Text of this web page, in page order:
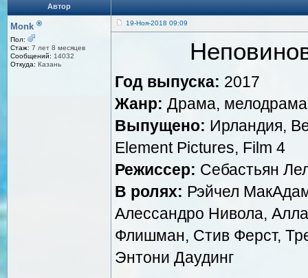
Автор
Monk ®
Пол:
Стаж: 7 лет 8 месяцев
Сообщений: 14032
Откуда: Казань
19-Ноя-2018 09:09
Год выпуска: 2017
Жанр: Драма, мелодрама
Выпущено: Ирландия,
Element Pictures, Film 4
Режиссер: Себастьян
В ролях: Рэйчел
Алессандро Нивола,
Флишман, Стив Ферст,
Энтони Даудинг